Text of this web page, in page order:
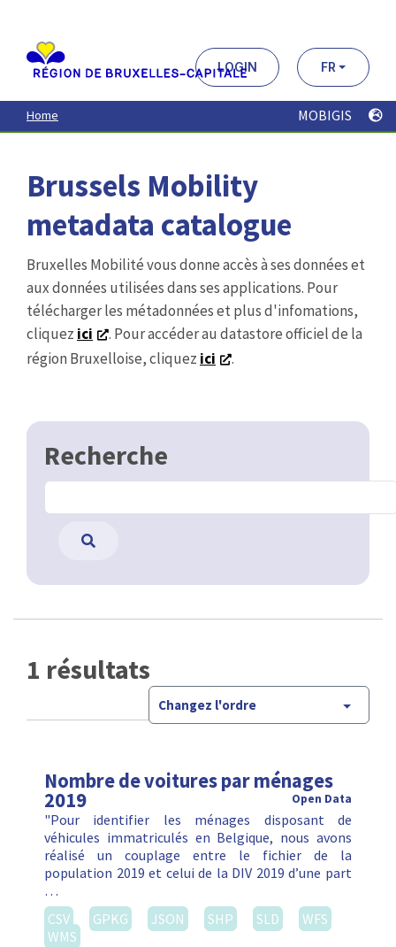
contenu
principal
LOGIN FR
Home MOBIGIS
Brussels Mobility
metadata catalogue
Bruxelles Mobilité vous donne accès à ses données et
aux données utilisées dans ses applications. Pour
télécharger les métadonnées et plus d'infomations,
cliquez ici
. Pour accéder au datastore officiel de la
région Bruxelloise, cliquez ici .
Recherche
1 résultats
Changez l'ordre
Nombre de voitures par ménages
2019 Open Data
"Pour identifier les ménages disposant de
véhicules immatriculés en Belgique, nous avons
réalisé un couplage entre le fichier de la
population 2019 et celui de la DIV 2019 d’une part
…
CSV
GPKG JSON SHP SLD
WFS
WMS